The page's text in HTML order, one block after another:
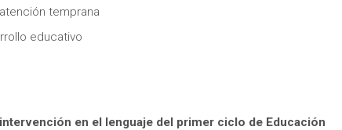
temprana
educativo
en el lenguaje del primer ciclo de Educación